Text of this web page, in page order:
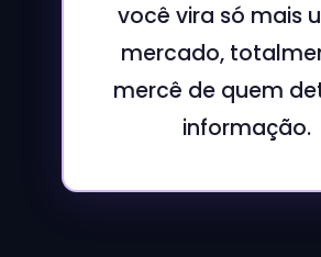
você vira só mais
mercado,
mercê de quem
informação.